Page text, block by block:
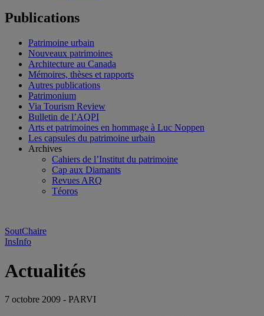
Publications
Patrimoine urbain
Nouveaux patrimoines
Architecture au Canada
Mémoires, thèses et rapports
Autres publications
Patrimonium
Via Tourism Review
Bulletin de l’AQPI
Arts et patrimoines en hommage à Luc Noppen
Les capsules du patrimoine urbain
Archives
Cahiers de l’Institut du patrimoine
Cap aux Diamants
Revues ARQ
Téoros
SoutChaire
InsInfo
Actualités
7 octobre 2009 - PARVI